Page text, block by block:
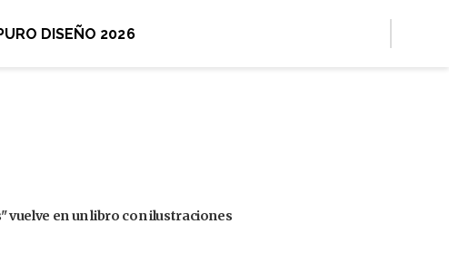
DISEÑO 2026
vuelve en un libro con ilustraciones